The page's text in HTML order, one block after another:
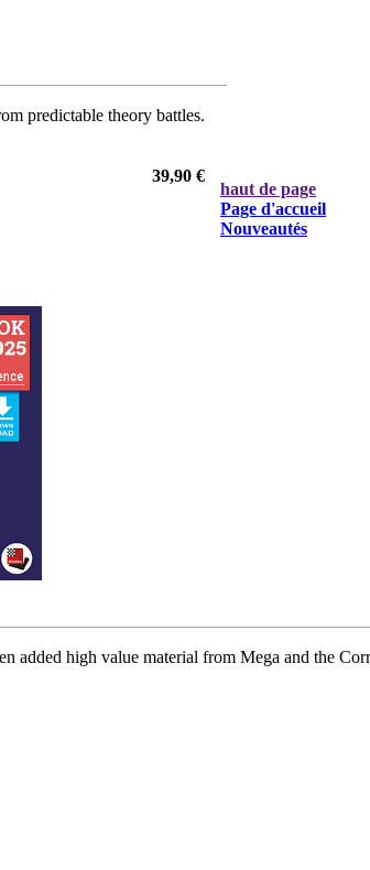
predictable theory battles.
39,90 €
added high value material from Mega and the
haut de page
Page d'accueil
Nouveautés